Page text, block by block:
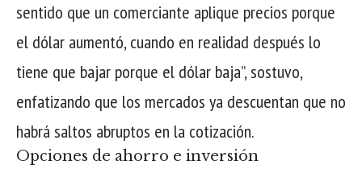
sentido que un comerciante aplique precios porque
el dólar aumentó, cuando en realidad después lo
tiene que bajar porque el dólar baja”, sostuvo,
enfatizando que los mercados ya descuentan que no
habrá saltos abruptos en la cotización.
Opciones de ahorro e inversión